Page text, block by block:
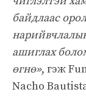
байдлаас
ашиглах
өгнө», гэж
Nacho